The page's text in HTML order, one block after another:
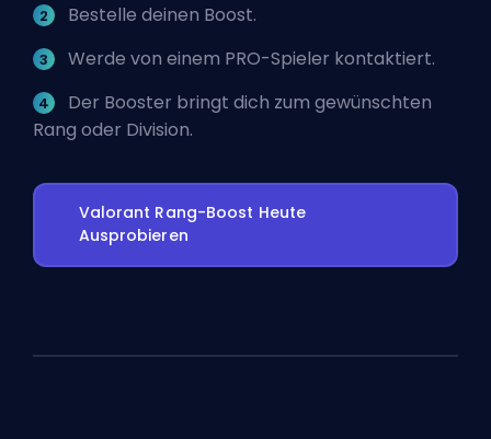
Bestelle deinen Boost.
Werde von einem PRO-Spieler kontaktiert.
Der Booster bringt dich zum gewünschten
Rang oder Division.
Valorant Rang-Boost Heute
Ausprobieren